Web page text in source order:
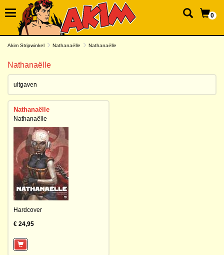
0
Akim Stripwinkel Nathanaëlle Nathanaëlle
Nathanaëlle
uitgaven
Nathanaëlle
Nathanaëlle
Hardcover
€ 24,95